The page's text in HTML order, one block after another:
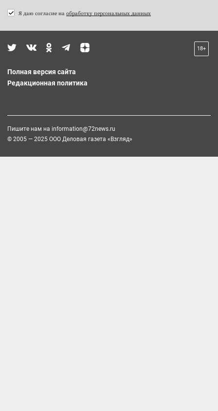
Я даю согласие на обработку персональных данных
18+
Полная версия сайта
Редакционная политика
Пишите нам на information@72news.ru
© 2005 — 2025 ООО Деловая газета «Взгляд»